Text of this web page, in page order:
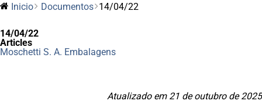
Inicio
Documentos 14/04/22
14/04/22
Articles
Moschetti S. A. Embalagens
Atualizado em 21 de outubro de 2025